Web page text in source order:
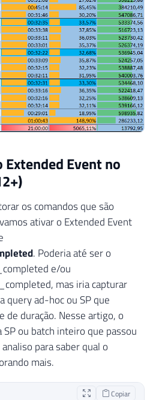
Event no
os comandos que são
ativar o Extended Event
. Poderia até ser o
e/ou
mas iria capturar
query ad-hoc ou SP que
de duração. Nesse artigo, o
ou batch inteiro que passou
para saber qual o
mais.
Copiar